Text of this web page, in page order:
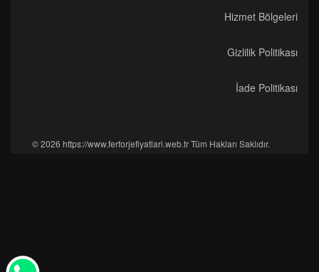
Hizmet Bölgeleri
Gizlilik Politikası
İade Politikası
© 2026 https://www.ferforjefiyatlari.web.tr Tüm Hakları Saklıdır.